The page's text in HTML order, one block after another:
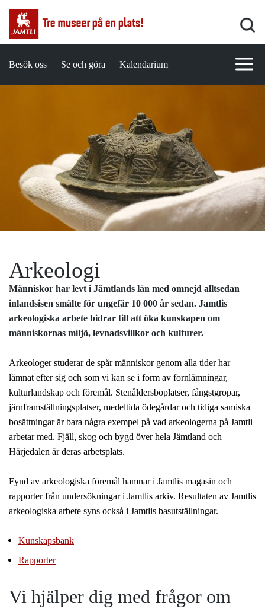
Besök oss Se och göra Kalendarium
Arkeologi
Människor har levt i Jämtlands län med omnejd alltsedan
inlandsisen smälte för ungefär 10 000 år sedan. Jamtlis
arkeologiska arbete bidrar till att öka kunskapen om
människornas miljö, levnadsvillkor och kulturer.
Arkeologer studerar de spår människor genom alla tider har
lämnat efter sig och som vi kan se i form av fornlämningar,
kulturlandskap och föremål. Stenåldersboplatser, fångstgropar,
järnframställningsplatser, medeltida ödegårdar och tidiga samiska
bosättningar är bara några exempel på vad arkeologerna på Jamtli
arbetar med. Fjäll, skog och bygd över hela Jämtland och
Härjedalen är deras arbetsplats.
Fynd av arkeologiska föremål hamnar i Jamtlis magasin och
rapporter från undersökningar i Jamtlis arkiv. Resultaten av Jamtlis
arkeologiska arbete syns också i Jamtlis basutställningar.
Kunskapsbank
Rapporter
Vi hjälper dig med frågor om